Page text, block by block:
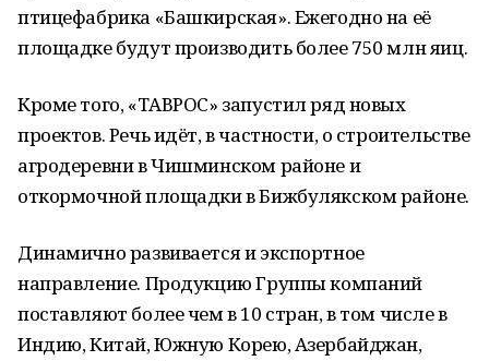
птицефабрика «Башкирская». Ежегодно на её
площадке будут производить более 750 млн яиц.
Кроме того, «ТАВРОС» запустил ряд новых
проектов. Речь идёт, в частности, о строительстве
агродеревни в Чишминском районе и
откормочной площадки в Бижбулякском районе.
Динамично развивается и экспортное
направление. Продукцию Группы компаний
поставляют более чем в 10 стран, в том числе в
Индию, Китай, Южную Корею, Азербайджан,